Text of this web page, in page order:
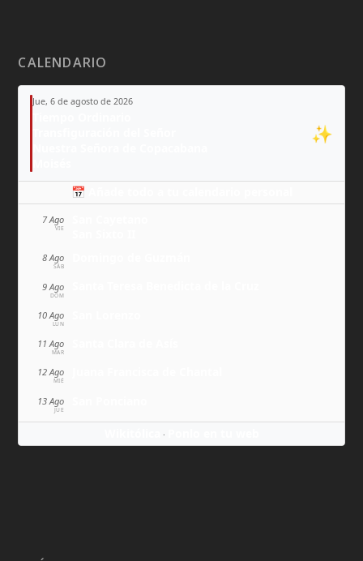
CALENDARIO
Jue, 6 de agosto de 2026
✨
📅 Añade todo a tu calendario personal
7 Ago
VIE
8 Ago
SÁB
9 Ago
DOM
10 Ago
LUN
11 Ago
MAR
12 Ago
MIÉ
13 Ago
JUE
·